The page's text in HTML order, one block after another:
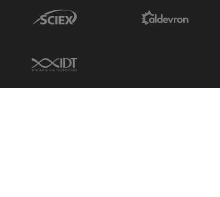
Sciex Link
IDT Link